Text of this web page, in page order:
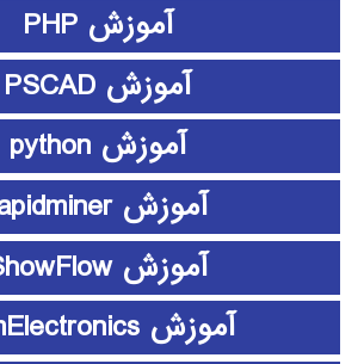
آموزش PHP
آموزش PSCAD
آموزش python
آموزش rapidminer
آموزش ShowFlow
آموزش SimElectronics